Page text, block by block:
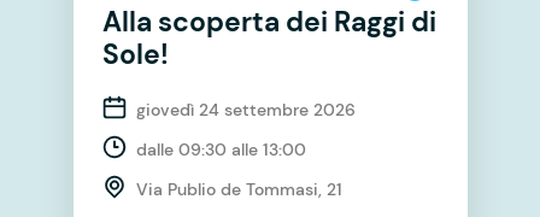
Alla scoperta dei Raggi di
Sole!
giovedì 24 settembre 2026
dalle 09:30 alle 13:00
Via Publio de Tommasi, 21